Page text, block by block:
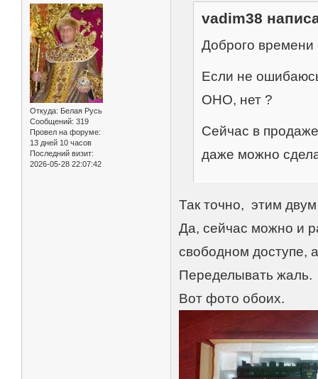
Откуда: Белая Русь
Сообщений: 319
Провел на форуме:
13 дней 10 часов
Последний визит:
2026-05-28 22:07:42
vadim38
Доброго времени
Если не
ОНО, нет ?
Сейчас в
даже можно
Так точно, этим
Да, сейчас можно и
свободном доступе,
Переделывать жаль.
Вот фото обоих.